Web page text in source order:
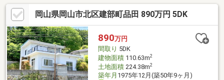
3Dモデリングでリフォームの完成予想図を立体的に表現。購入・
買い替え・購入+リノベーションなど、お気軽にご相談くださ
い！お問い合わせは【086-250-9005】または資料請求・来場予約
ボタンから。予約カレンダー上で予約が出来ない日程に関しまし
ても、お問い合わせいただけますとご対応可能な事がございます
ので一度お問い合わせください
岡山県岡山市北区建部町品田 890万円 5DK
890万円
間取り 5DK
建物面積110.63m2
土地面積224.38m2
築年月 1975年12月(築50年9ヶ月)